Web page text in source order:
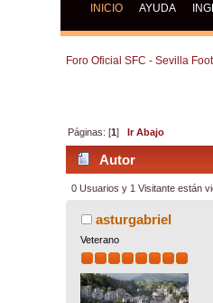
INICIO AYUDA
Foro Oficial SFC - Sevilla
Páginas: [1]Ir Abajo
Autor
0 Usuarios y 1 Visitante están
asturgabriel
Veterano